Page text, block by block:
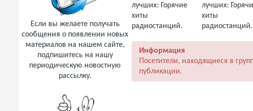
Если вы желаете получать
сообщения о появлении новых
материалов на нашем сайте,
подпишитесь на нашу
периодическую новостную
рассылку.
лучших: Горячие
хиты
радиостанций.
MP3
лучших:
хиты
радиостанций.
Информация
Посетители, находящиеся в
публикации.